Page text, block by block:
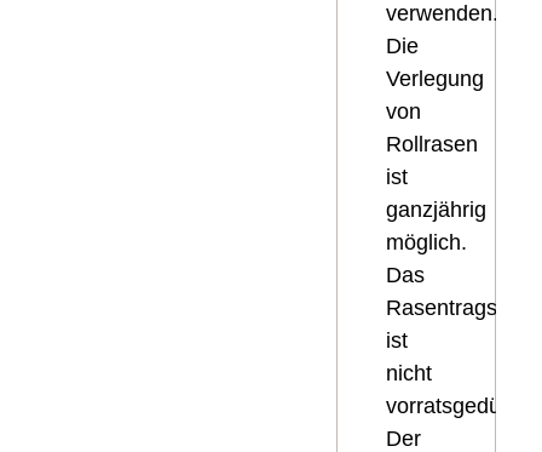
verwenden.
Die
Verlegung
von
Rollrasen
ist
ganzjährig
möglich.
Das
ist
nicht
vorratsgedüngt.
Der